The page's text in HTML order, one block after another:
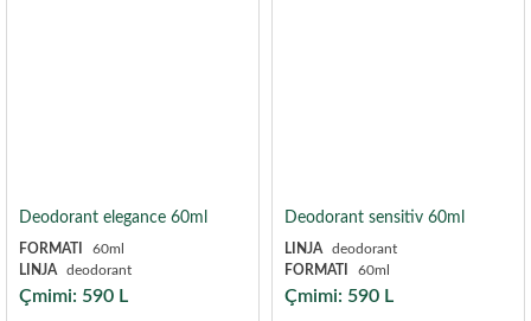
Deodorant elegance 60ml
FORMATI
60ml
LINJA
deodorant
Çmimi: 590 L
Deodorant sensitiv 60ml
LINJA
deodorant
FORMATI
60ml
Çmimi: 590 L